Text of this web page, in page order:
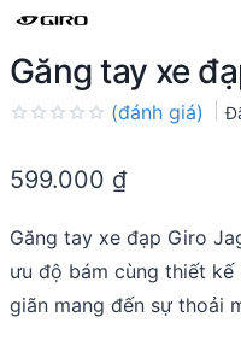
Găng tay xe
out
(đánh giá)
599.000 ₫
Găng tay xe đạp Giro
ưu độ bám cùng thiết
giãn mang đến sự thoải